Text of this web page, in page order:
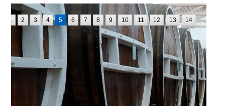
1 2 3 4 5 6 7 8 9 10 11 12 13 14